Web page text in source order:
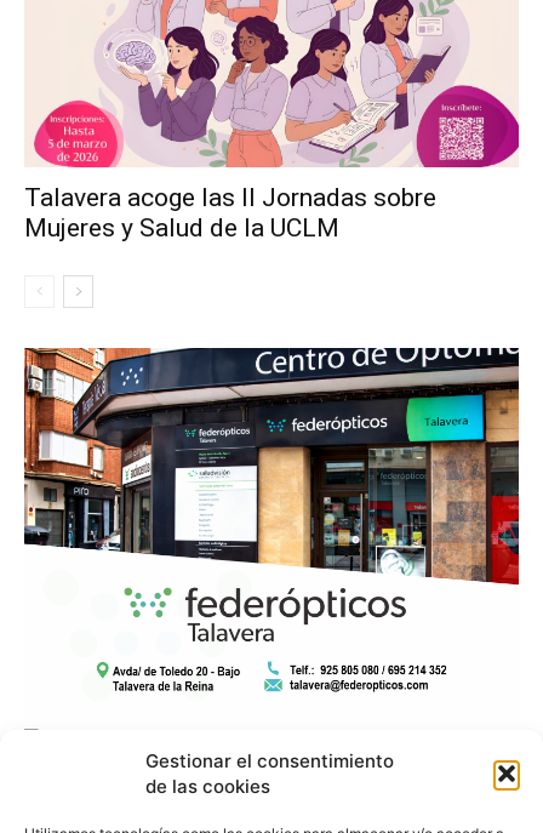
Gestionar el consentimiento
de las cookies
Talavera acoge las II Jornadas sobre
Mujeres y Salud de la UCLM